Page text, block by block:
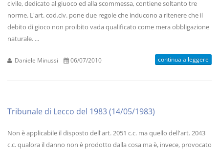
civile, dedicato al giuoco ed alla scommessa, contiene soltanto tre
norme. L'art. cod.civ. pone due regole che inducono a ritenere che il
debito di gioco non proibito vada qualificato come mera obbligazione
naturale. ...
Daniele Minussi 06/07/2010 continua a leggere
Tribunale di Lecco del 1983 (14/05/1983)
Non è applicabile il disposto dell'art. 2051 c.c. ma quello dell'art. 2043
c.c. qualora il danno non è prodotto dalla cosa ma è, invece, provocato